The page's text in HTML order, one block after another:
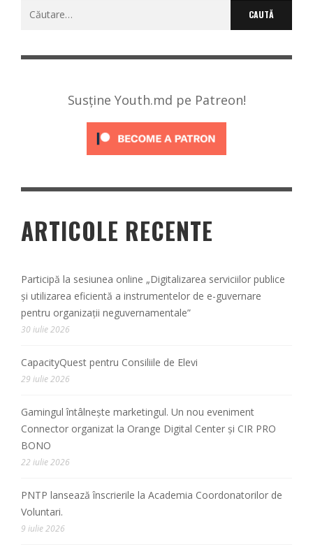
Caută
Susține Youth.md pe Patreon!
ARTICOLE RECENTE
Participă la sesiunea online „Digitalizarea serviciilor publice
și utilizarea eficientă a instrumentelor de e-guvernare
pentru organizații neguvernamentale”
30 iulie 2026
CapacityQuest pentru Consiliile de Elevi
29 iulie 2026
Gamingul întâlnește marketingul. Un nou eveniment
Connector organizat la Orange Digital Center și CIR PRO
BONO
22 iulie 2026
PNTP lansează înscrierile la Academia Coordonatorilor de
Voluntari.
9 iulie 2026